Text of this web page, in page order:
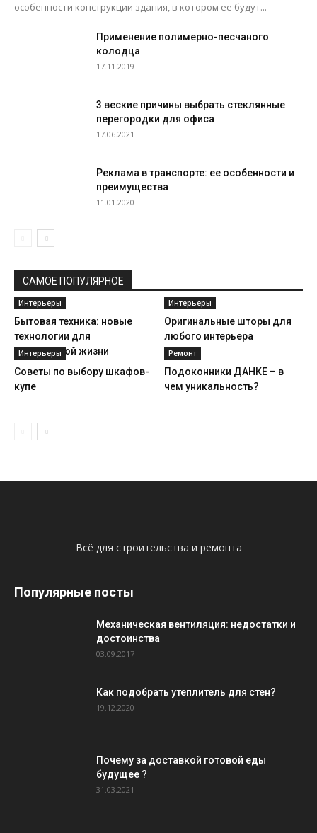
особенности конструкции здания, в котором ее будут...
Применение полимерно-песчаного
колодца
17.11.2019
3 веские причины выбрать стеклянные
перегородки для офиса
17.06.2021
Реклама в транспорте: ее особенности и
преимущества
11.01.2020
САМОЕ ПОПУЛЯРНОЕ
Интерьеры
Бытовая техника: новые
технологии для
комфортной жизни
Интерьеры
Оригинальные шторы для
любого интерьера
Интерьеры
Советы по выбору шкафов-
купе
Ремонт
Подоконники ДАНКЕ – в
чем уникальность?
Всё для строительства и ремонта
Популярные посты
Механическая вентиляция: недостатки и
достоинства
03.09.2017
Как подобрать утеплитель для стен?
19.12.2020
Почему за доставкой готовой еды
будущее ?
31.03.2021